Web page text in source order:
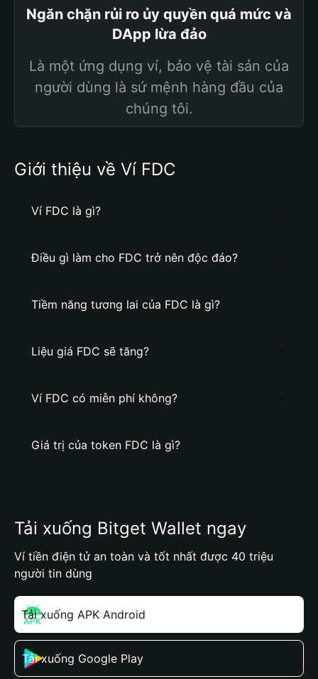
Ngăn chặn rủi ro ủy quyền quá mức và
DApp lừa đảo
Là một ứng dụng ví, bảo vệ tài sản của
người dùng là sứ mệnh hàng đầu của
chúng tôi.
Giới thiệu về Ví FDC
Ví FDC là gì?
Điều gì làm cho FDC trở nên độc đáo?
Tiềm năng tương lai của FDC là gì?
Liệu giá FDC sẽ tăng?
Ví FDC có miễn phí không?
Giá trị của token FDC là gì?
Tải xuống Bitget Wallet ngay
Ví tiền điện tử an toàn và tốt nhất được 40 triệu
người tin dùng
Tải xuống APK Android
Tải xuống Google Play